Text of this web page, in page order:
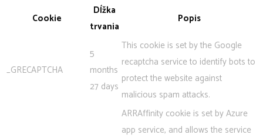
Cookie
Dĺžka
trvania
Popis
_GRECAPTCHA
5
months
27 days
This cookie is set by the Google
recaptcha service to identify bots to
protect the website against
malicious spam attacks.
ARRAffinity cookie is set by Azure
app service, and allows the service